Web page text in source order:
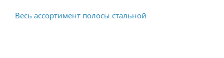
Весь ассортимент полосы стальной